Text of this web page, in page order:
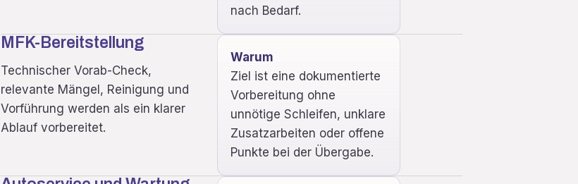
nach Bedarf.
MFK-Bereitstellung
Technischer Vorab-Check,
relevante Mängel, Reinigung und
Vorführung werden als ein klarer
Ablauf vorbereitet.
Warum
Ziel ist eine dokumentierte
Vorbereitung ohne
unnötige Schleifen, unklare
Zusatzarbeiten oder offene
Punkte bei der Übergabe.